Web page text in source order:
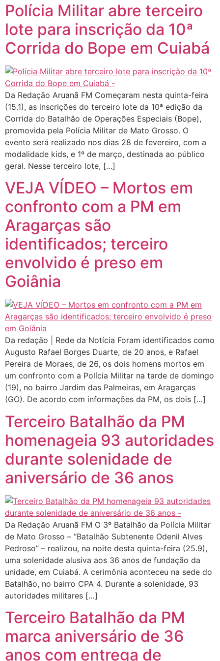
Polícia Militar abre terceiro
lote para inscrição da 10ª
Corrida do Bope em Cuiabá
Da Redação Aruanã FM Começaram nesta quinta-feira
(15.1), as inscrições do terceiro lote da 10ª edição da
Corrida do Batalhão de Operações Especiais (Bope),
promovida pela Polícia Militar de Mato Grosso. O
evento será realizado nos dias 28 de fevereiro, com a
modalidade kids, e 1º de março, destinada ao público
geral. Nesse terceiro lote, […]
VEJA VÍDEO – Mortos em
confronto com a PM em
Aragarças são
identificados; terceiro
envolvido é preso em
Goiânia
Da redação | Rede da Notícia Foram identificados como
Augusto Rafael Borges Duarte, de 20 anos, e Rafael
Pereira de Moraes, de 26, os dois homens mortos em
um confronto com a Polícia Militar na tarde de domingo
(19), no bairro Jardim das Palmeiras, em Aragarças
(GO). De acordo com informações da PM, os dois […]
Terceiro Batalhão da PM
homenageia 93 autoridades
durante solenidade de
aniversário de 36 anos
Da Redação Aruanã FM O 3º Batalhão da Polícia Militar
de Mato Grosso – “Batalhão Subtenente Odenil Alves
Pedroso” – realizou, na noite desta quinta-feira (25.9),
uma solenidade alusiva aos 36 anos de fundação da
unidade, em Cuiabá. A cerimônia aconteceu na sede do
Batalhão, no bairro CPA 4. Durante a solenidade, 93
autoridades militares […]
Terceiro Batalhão da PM
marca aniversário de 36
anos com entrega de